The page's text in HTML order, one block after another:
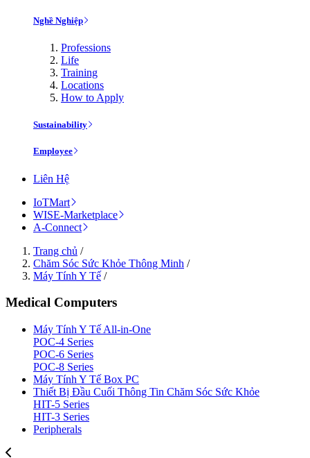
Nghề Nghiệp
Professions
Life
Training
Locations
How to Apply
Sustainability
Employee
Liên Hệ
IoTMart
WISE-Marketplace
A-Connect
Trang chủ /
Chăm Sóc Sức Khỏe Thông Minh /
Máy Tính Y Tế /
Medical Computers
Máy Tính Y Tế All-in-One
POC-4 Series
POC-6 Series
POC-8 Series
Máy Tính Y Tế Box PC
Thiết Bị Đầu Cuối Thông Tin Chăm Sóc Sức Khỏe
HIT-5 Series
HIT-3 Series
Peripherals